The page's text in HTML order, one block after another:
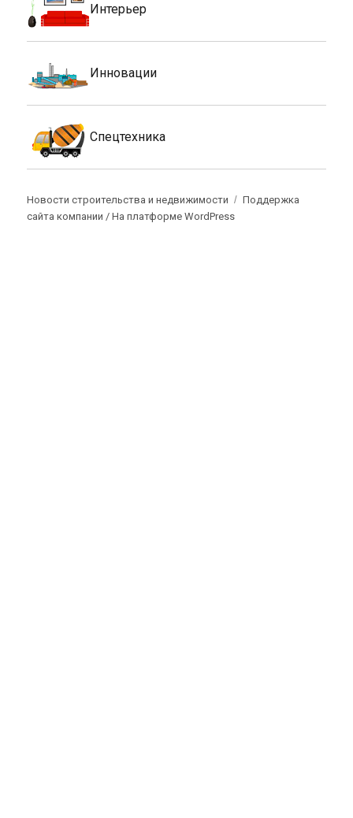
Интерьер
Инновации
Спецтехника
Новости строительства и недвижимости
Поддержка
сайта компании /На платформе WordPress